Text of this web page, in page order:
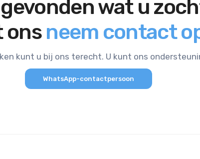
wat u
onsneem contact
kunt u bij ons terecht. U kunt ons
WhatsApp-contactpersoon